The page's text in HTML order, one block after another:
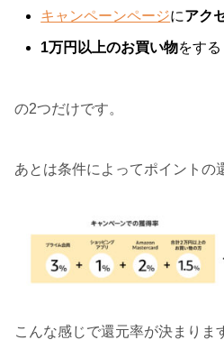
キャンペーンページにアク
1万円以上のお買い物をする
の2つだけです。
あとは条件によってポイントの
こんな感じで還元率が決まりま